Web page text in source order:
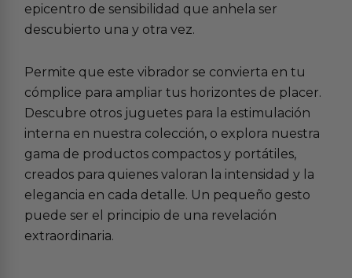
epicentro de sensibilidad que anhela ser
descubierto una y otra vez.
Permite que este vibrador se convierta en tu
cómplice para ampliar tus horizontes de placer.
Descubre otros juguetes para la estimulación
interna en nuestra colección, o explora nuestra
gama de productos compactos y portátiles,
creados para quienes valoran la intensidad y la
elegancia en cada detalle. Un pequeño gesto
puede ser el principio de una revelación
extraordinaria.